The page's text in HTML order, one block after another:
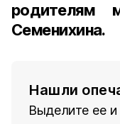
родителям
Семенихина.
Нашли
Выделите ее